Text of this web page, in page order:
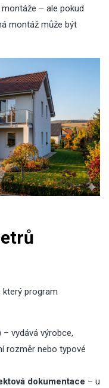
– ale pokud
montáž může být
program
– vydává výrobce,
rozměr nebo typové
dokumentace – u